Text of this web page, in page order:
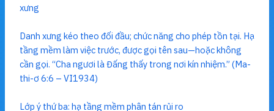
xưng
Danh xưng kéo theo đối đầu; chức năng cho phép tồn tại. Hạ
tầng mềm làm việc trước, được gọi tên sau—hoặc không
cần gọi. “Cha ngươi là Đấng thấy trong nơi kín nhiệm.” (Ma-
thi-ơ 6:6 – VI1934)
Lớp ý thứ ba: hạ tầng mềm phân tán rủi ro